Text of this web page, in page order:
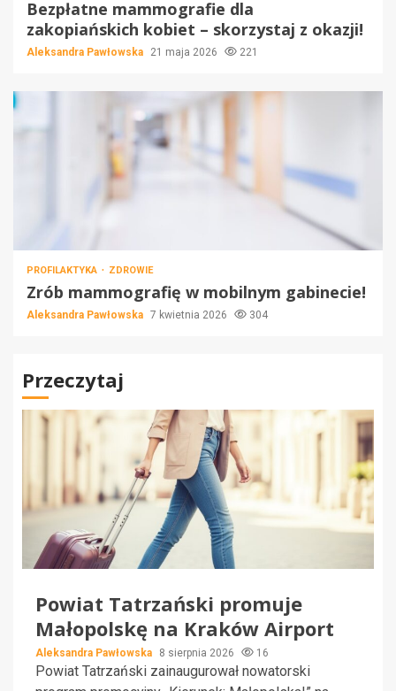
Bezpłatne mammografie dla
zakopiańskich kobiet – skorzystaj z okazji!
Aleksandra Pawłowska 21 maja 2026 221
PROFILAKTYKA ZDROWIE
Zrób mammografię w mobilnym gabinecie!
Aleksandra Pawłowska 7 kwietnia 2026 304
Przeczytaj
Powiat Tatrzański promuje
Małopolskę na Kraków Airport
Aleksandra Pawłowska 8 sierpnia 2026 16
Powiat Tatrzański zainaugurował nowatorski